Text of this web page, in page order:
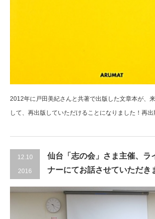
2012年に戸田美紀さんと共著で出版した文章本が、
して、再出版していただけることになりました！再出
12.10
2016
仙台「志の会」さま主催、ラ
ナーにてお話させていただき